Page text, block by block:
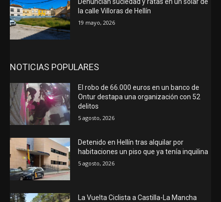
la calle Villoras de Hellín
19 mayo, 2026
NOTICIAS POPULARES
El robo de 66.000 euros en un banco de
Ontur destapa una organización con 52
delitos
5 agosto, 2026
Detenido en Hellín tras alquilar por
habitaciones un piso que ya tenía inquilina
5 agosto, 2026
La Vuelta Ciclista a Castilla-La Mancha